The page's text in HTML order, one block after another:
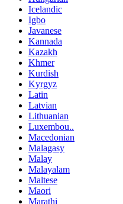
Icelandic
Igbo
Javanese
Kannada
Kazakh
Khmer
Kurdish
Kyrgyz
Latin
Latvian
Lithuanian
Luxembou..
Macedonian
Malagasy
Malay
Malayalam
Maltese
Maori
Marathi